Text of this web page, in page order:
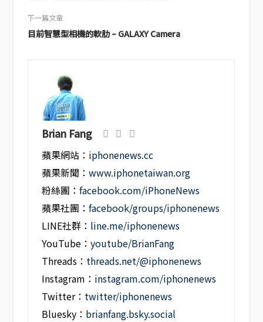
下一篇文章
目前智慧型相機的軟肋 – GALAXY Camera
Brian Fang
蘋果網站： iphonenews.cc
蘋果新聞：www.iphonetaiwan.org
粉絲團：facebook.com/iPhoneNews
蘋果社團：facebook/groups/iphonenews
LINE社群： line.me/iphonenews
YouTube：youtube/BrianFang
Threads： threads.net/@iphonenews
Instagram： instagram.com/iphonenews
Twitter： twitter/iphonenews
Bluesky： brianfang.bsky.social